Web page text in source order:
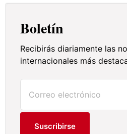
Boletín
Recibirás diariamente las
internacionales más
Suscribirse